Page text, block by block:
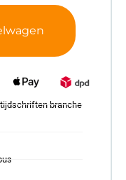
branche